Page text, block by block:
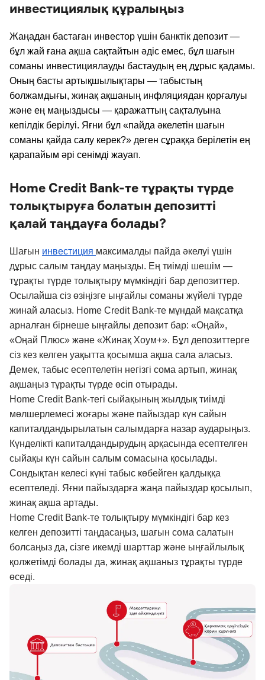
инвестициялық құралыңыз
Жаңадан бастаған инвестор үшін банктік депозит —
бұл жай ғана ақша сақтайтын әдіс емес, бұл шағын
соманы инвестициялауды бастаудың ең дұрыс қадамы.
Оның басты артықшылықтары — табыстың
болжамдығы, жинақ ақшаның инфляциядан қорғалуы
және ең маңыздысы — қаражаттың сақталуына
кепілдік берілуі. Яғни бұл «пайда әкелетін шағын
соманы қайда салу керек?» деген сұраққа берілетін ең
қарапайым әрі сенімді жауап.
Home Credit Bank-те тұрақты түрде
толықтыруға болатын депозитті
қалай таңдауға болады?
Шағын инвестиция максималды пайда әкелуі үшін
дұрыс салым таңдау маңызды. Ең тиімді шешім —
тұрақты түрде толықтыру мүмкіндігі бар депозиттер.
Осылайша сіз өзіңізге ыңғайлы соманы жүйелі түрде
жинай аласыз. Home Credit Bank-те мұндай мақсатқа
арналған бірнеше ыңғайлы депозит бар: «Оңай»,
«Оңай Плюс» және «Жинақ Хоум+». Бұл депозиттерге
сіз кез келген уақытта қосымша ақша сала аласыз.
Демек, табыс есептелетін негізгі сома артып, жинақ
ақшаңыз тұрақты түрде өсіп отырады.
Home Credit Bank-тегі сыйақының жылдық тиімді
мөлшерлемесі жоғары және пайыздар күн сайын
капиталдандырылатын салымдарға назар аударыңыз.
Күнделікті капиталдандырудың арқасында есептелген
сыйақы күн сайын салым сомасына қосылады.
Сондықтан келесі күні табыс көбейген қалдыққа
есептеледі. Яғни пайыздарға жаңа пайыздар қосылып,
жинақ ақша артады.
Home Credit Bank-те толықтыру мүмкіндігі бар кез
келген депозитті таңдасаңыз, шағын сома салатын
болсаңыз да, сізге икемді шарттар және ыңғайлылық
қолжетімді болады да, жинақ ақшаныз тұрақты түрде
өседі.